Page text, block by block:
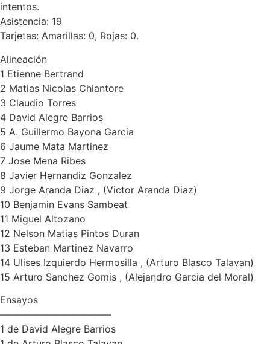
intentos.
Asistencia: 19
Tarjetas: Amarillas: 0, Rojas: 0.
Alineación
1 Etienne Bertrand
2 Matias Nicolas Chiantore
3 Claudio Torres
4 David Alegre Barrios
5 A. Guillermo Bayona Garcia
6 Jaume Mata Martinez
7 Jose Mena Ribes
8 Javier Hernandiz Gonzalez
9 Jorge Aranda Diaz , (Victor Aranda Diaz)
10 Benjamin Evans Sambeat
11 Miguel Altozano
12 Nelson Matias Pintos Duran
13 Esteban Martinez Navarro
14 Ulises Izquierdo Hermosilla , (Arturo Blasco Talavan)
15 Arturo Sanchez Gomis , (Alejandro Garcia del Moral)
Ensayos
———————————–
1 de David Alegre Barrios